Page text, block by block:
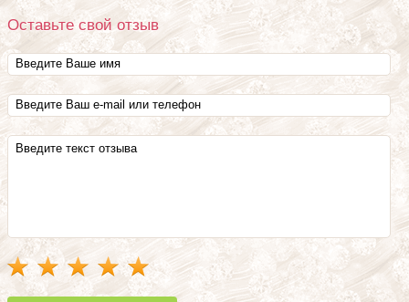
Оставьте свой отзыв